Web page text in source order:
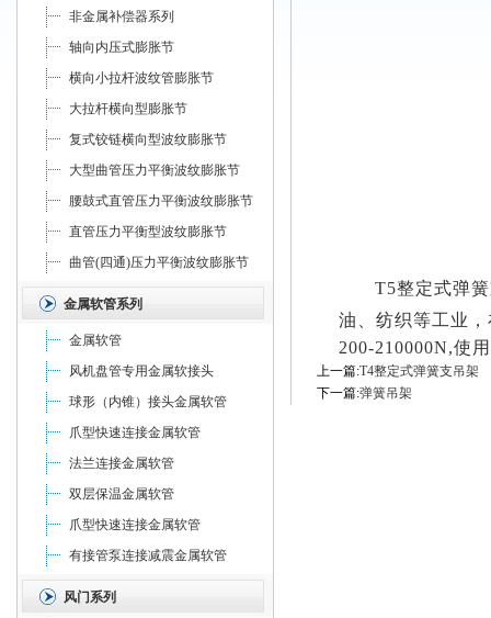
非金属补偿器系列
轴向内压式膨胀节
横向小拉杆波纹管膨胀节
大拉杆横向型膨胀节
复式铰链横向型波纹膨胀节
大型曲管压力平衡波纹膨胀节
腰鼓式直管压力平衡波纹膨胀节
直管压力平衡型波纹膨胀节
曲管(四通)压力平衡波纹膨胀节
金属软管系列
金属软管
风机盘管专用金属软接头
球形（内锥）接头金属软管
爪型快速连接金属软管
法兰连接金属软管
双层保温金属软管
爪型快速连接金属软管
有接管泵连接减震金属软管
风门系列
T5整定式弹
油、纺织等工业
200-210000N,使
上一篇:T4整定式弹簧支吊架
下一篇:弹簧吊架